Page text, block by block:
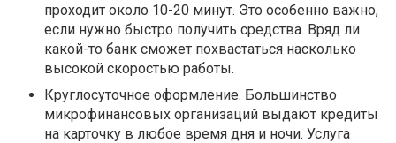
проходит около 10-20 минут. Это особенно важно,
если нужно быстро получить средства. Вряд ли
какой-то банк сможет похвастаться насколько
высокой скоростью работы.
Круглосуточное оформление. Большинство
микрофинансовых организаций выдают кредиты
на карточку в любое время дня и ночи. Услуга